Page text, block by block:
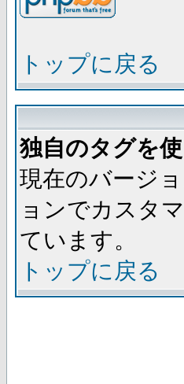
トップに戻る
独自のタグを
現在のバージ
ョンでカスタ
ています。
トップに戻る